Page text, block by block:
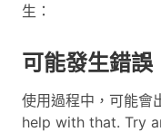
生：
可能發生錯誤
使用過程中，可能會
help with that. Try